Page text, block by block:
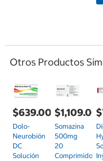
Otros Productos
$639.00
Dolo-
Neurobión
DC
Solución
$1,109.00
Somazina
500mg
20
Comprimidos